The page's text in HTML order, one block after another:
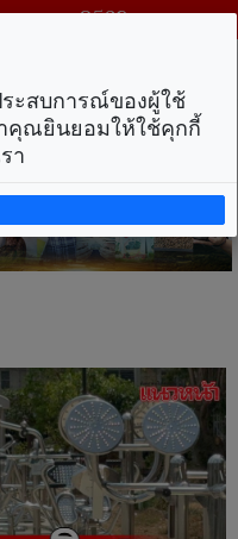
ม พ.ศ. 2569
ระสบการณ์ของผู้ใช้
าคุณยินยอมให้ใช้คุกกี้
า